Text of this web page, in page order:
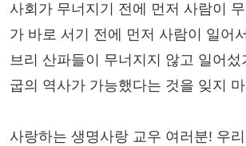
사회가 무너지기 전에 먼저 사람이
가 바로 서기 전에 먼저 사람이 일어
브리 산파들이 무너지지 않고 일어섰
굽의 역사가 가능했다는 것을 잊지
사랑하는 생명사랑 교우 여러분! 우